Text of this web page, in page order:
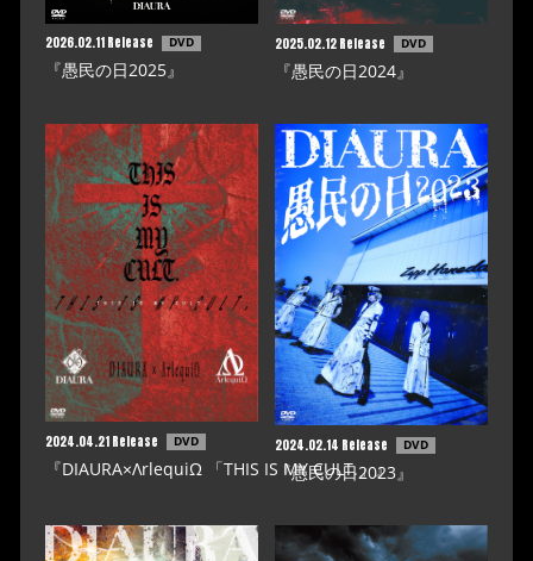
2026.02.11 Release DVD
『愚民の日2025』
2025.02.12 Release DVD
『愚民の日2024』
2024.04.21 Release DVD
『DIAURA×ΛrlequiΩ 「THIS IS MY CULT.」』
2024.02.14 Release DVD
『愚民の日2023』